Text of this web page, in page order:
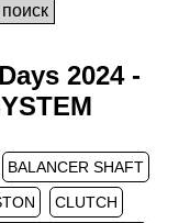
2024 -
BALANCER SHAFT
CLUTCH